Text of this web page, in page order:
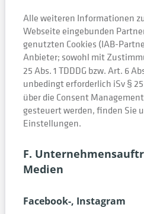
Alle weiteren Informationen
Webseite eingebunden
genutzten Cookies (IAB-
Anbieter; sowohl mit
25 Abs. 1 TDDDG bzw. Art. 6
unbedingt erforderlich iSv §
über die Consent
gesteuert werden, finden Sie
Einstellungen.
F.
Medien
Facebook-, Instagram